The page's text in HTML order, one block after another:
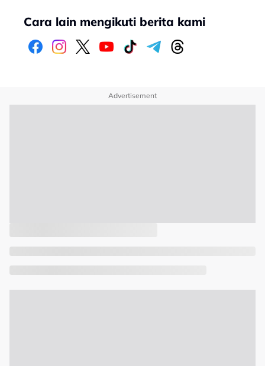
Cara lain mengikuti berita kami
Advertisement